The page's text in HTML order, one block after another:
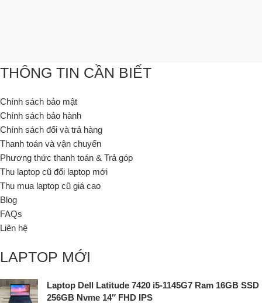
THÔNG TIN CẦN BIẾT
Chính sách bảo mật
Chính sách bảo hành
Chính sách đổi và trả hàng
Thanh toán và vận chuyển
Phương thức thanh toán & Trả góp
Thu laptop cũ đổi laptop mới
Thu mua laptop cũ giá cao
Blog
FAQs
Liên hệ
LAPTOP MỚI
Laptop Dell Latitude 7420 i5-1145G7 Ram 16GB SSD
256GB Nvme 14″ FHD IPS